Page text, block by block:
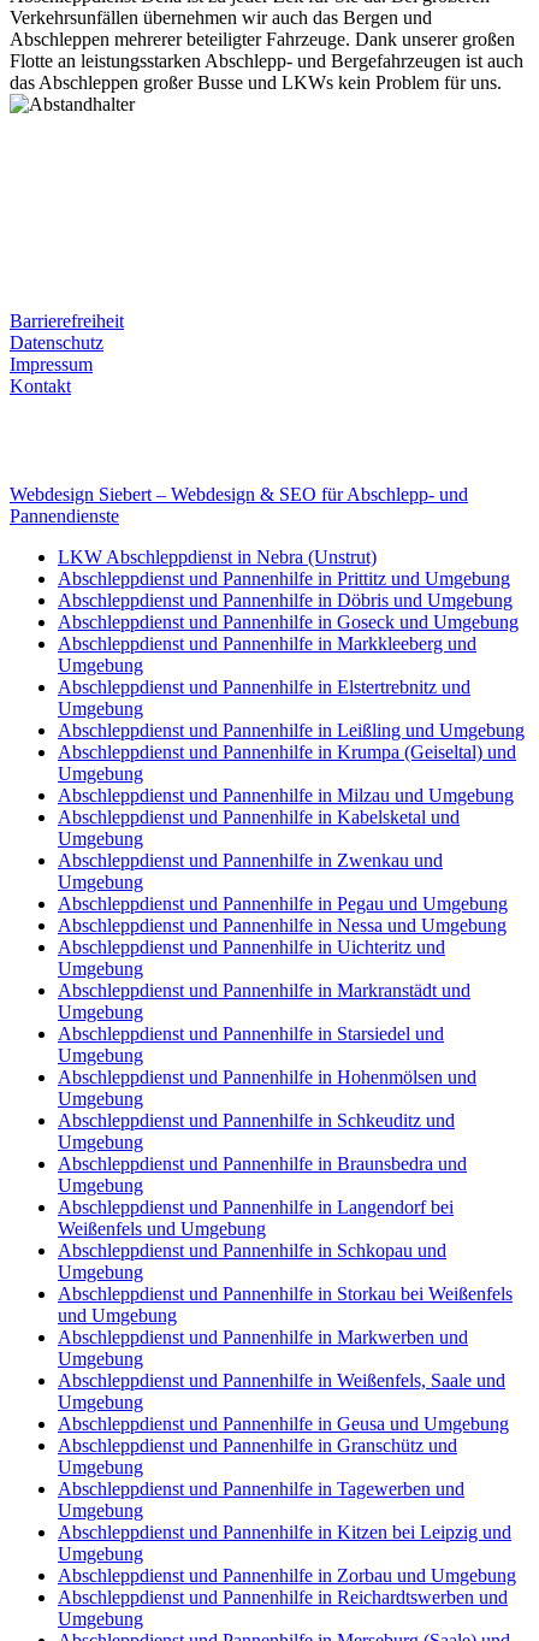
Verkehrsunfällen übernehmen wir auch das Bergen und
Abschleppen mehrerer beteiligter Fahrzeuge. Dank unserer großen
Flotte an leistungsstarken Abschlepp- und Bergefahrzeugen ist auch
das Abschleppen großer Busse und LKWs kein Problem für uns.
Barrierefreiheit
Datenschutz
Impressum
Kontakt
Webdesign Siebert – Webdesign & SEO für Abschlepp- und
Pannendienste
LKW Abschleppdienst in Nebra (Unstrut)
Abschleppdienst und Pannenhilfe in Prittitz und Umgebung
Abschleppdienst und Pannenhilfe in Döbris und Umgebung
Abschleppdienst und Pannenhilfe in Goseck und Umgebung
Abschleppdienst und Pannenhilfe in Markkleeberg und
Umgebung
Abschleppdienst und Pannenhilfe in Elstertrebnitz und
Umgebung
Abschleppdienst und Pannenhilfe in Leißling und Umgebung
Abschleppdienst und Pannenhilfe in Krumpa (Geiseltal) und
Umgebung
Abschleppdienst und Pannenhilfe in Milzau und Umgebung
Abschleppdienst und Pannenhilfe in Kabelsketal und
Umgebung
Abschleppdienst und Pannenhilfe in Zwenkau und
Umgebung
Abschleppdienst und Pannenhilfe in Pegau und Umgebung
Abschleppdienst und Pannenhilfe in Nessa und Umgebung
Abschleppdienst und Pannenhilfe in Uichteritz und
Umgebung
Abschleppdienst und Pannenhilfe in Markranstädt und
Umgebung
Abschleppdienst und Pannenhilfe in Starsiedel und
Umgebung
Abschleppdienst und Pannenhilfe in Hohenmölsen und
Umgebung
Abschleppdienst und Pannenhilfe in Schkeuditz und
Umgebung
Abschleppdienst und Pannenhilfe in Braunsbedra und
Umgebung
Abschleppdienst und Pannenhilfe in Langendorf bei
Weißenfels und Umgebung
Abschleppdienst und Pannenhilfe in Schkopau und
Umgebung
Abschleppdienst und Pannenhilfe in Storkau bei Weißenfels
und Umgebung
Abschleppdienst und Pannenhilfe in Markwerben und
Umgebung
Abschleppdienst und Pannenhilfe in Weißenfels, Saale und
Umgebung
Abschleppdienst und Pannenhilfe in Geusa und Umgebung
Abschleppdienst und Pannenhilfe in Granschütz und
Umgebung
Abschleppdienst und Pannenhilfe in Tagewerben und
Umgebung
Abschleppdienst und Pannenhilfe in Kitzen bei Leipzig und
Umgebung
Abschleppdienst und Pannenhilfe in Zorbau und Umgebung
Abschleppdienst und Pannenhilfe in Reichardtswerben und
Umgebung